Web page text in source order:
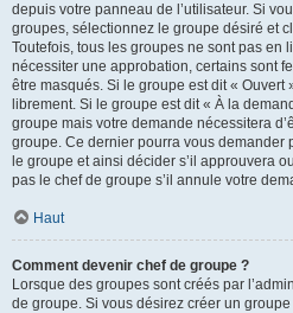
depuis votre panneau de l’utilisateur. Si
groupes, sélectionnez le groupe désiré et
Toutefois, tous les groupes ne sont pas en
nécessiter une approbation, certains sont
être masqués. Si le groupe est dit « Ouvert
librement. Si le groupe est dit « À la
groupe mais votre demande nécessitera
groupe. Ce dernier pourra vous demander
le groupe et ainsi décider s’il approuvera
pas le chef de groupe s’il annule votre
Haut
Comment devenir chef de groupe ?
Lorsque des groupes sont créés par
de groupe. Si vous désirez créer un